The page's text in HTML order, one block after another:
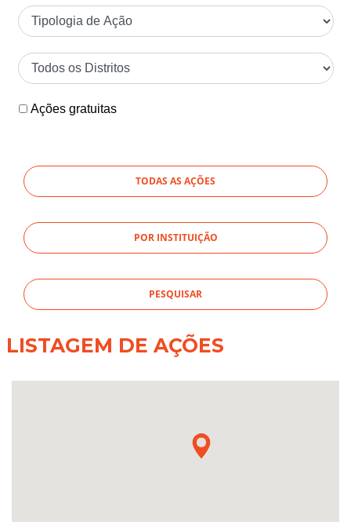
Ações gratuitas
TODAS AS AÇÕES
POR INSTITUIÇÃO
LISTAGEM DE AÇÕES